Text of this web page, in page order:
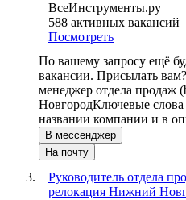
ВсеИнструменты.ру
588 активных вакансий
Посмотреть
По вашему запросу ещё
вакансии. Присылать вам?
менеджер отдела продаж
НовгородКлючевые слова
названии компании и в
В мессенджер
На почту
Руководитель отдела
релокация Нижний